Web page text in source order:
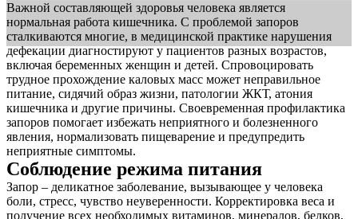
Важной составляющей здоровья человека является
нормальная работа кишечника. С проблемой запоров
сталкиваются многие, в медицинской практике нарушения
дефекации диагностируют у пациентов разных возрастов,
включая беременных женщин и детей. Спровоцировать
трудное прохождение каловых масс может неправильное
питание, сидячий образ жизни, патологии ЖКТ, атония
кишечника и другие причины. Своевременная профилактика
запоров помогает избежать неприятного и болезненного
явления, нормализовать пищеварение и предупредить
неприятные симптомы.
Соблюдение режима питания
Запор – деликатное заболевание, вызывающее у человека
боли, стресс, чувство неуверенности. Корректировка веса и
получение всех необходимых витаминов, минералов, белков,